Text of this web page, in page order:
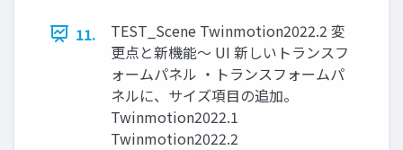
11.
TEST_Scene Twinmotion2022.2 変
更点と新機能～ UI 新しいトランスフ
ォームパネル ・トランスフォームパ
ネルに、サイズ項目の追加。
Twinmotion2022.1
Twinmotion2022.2